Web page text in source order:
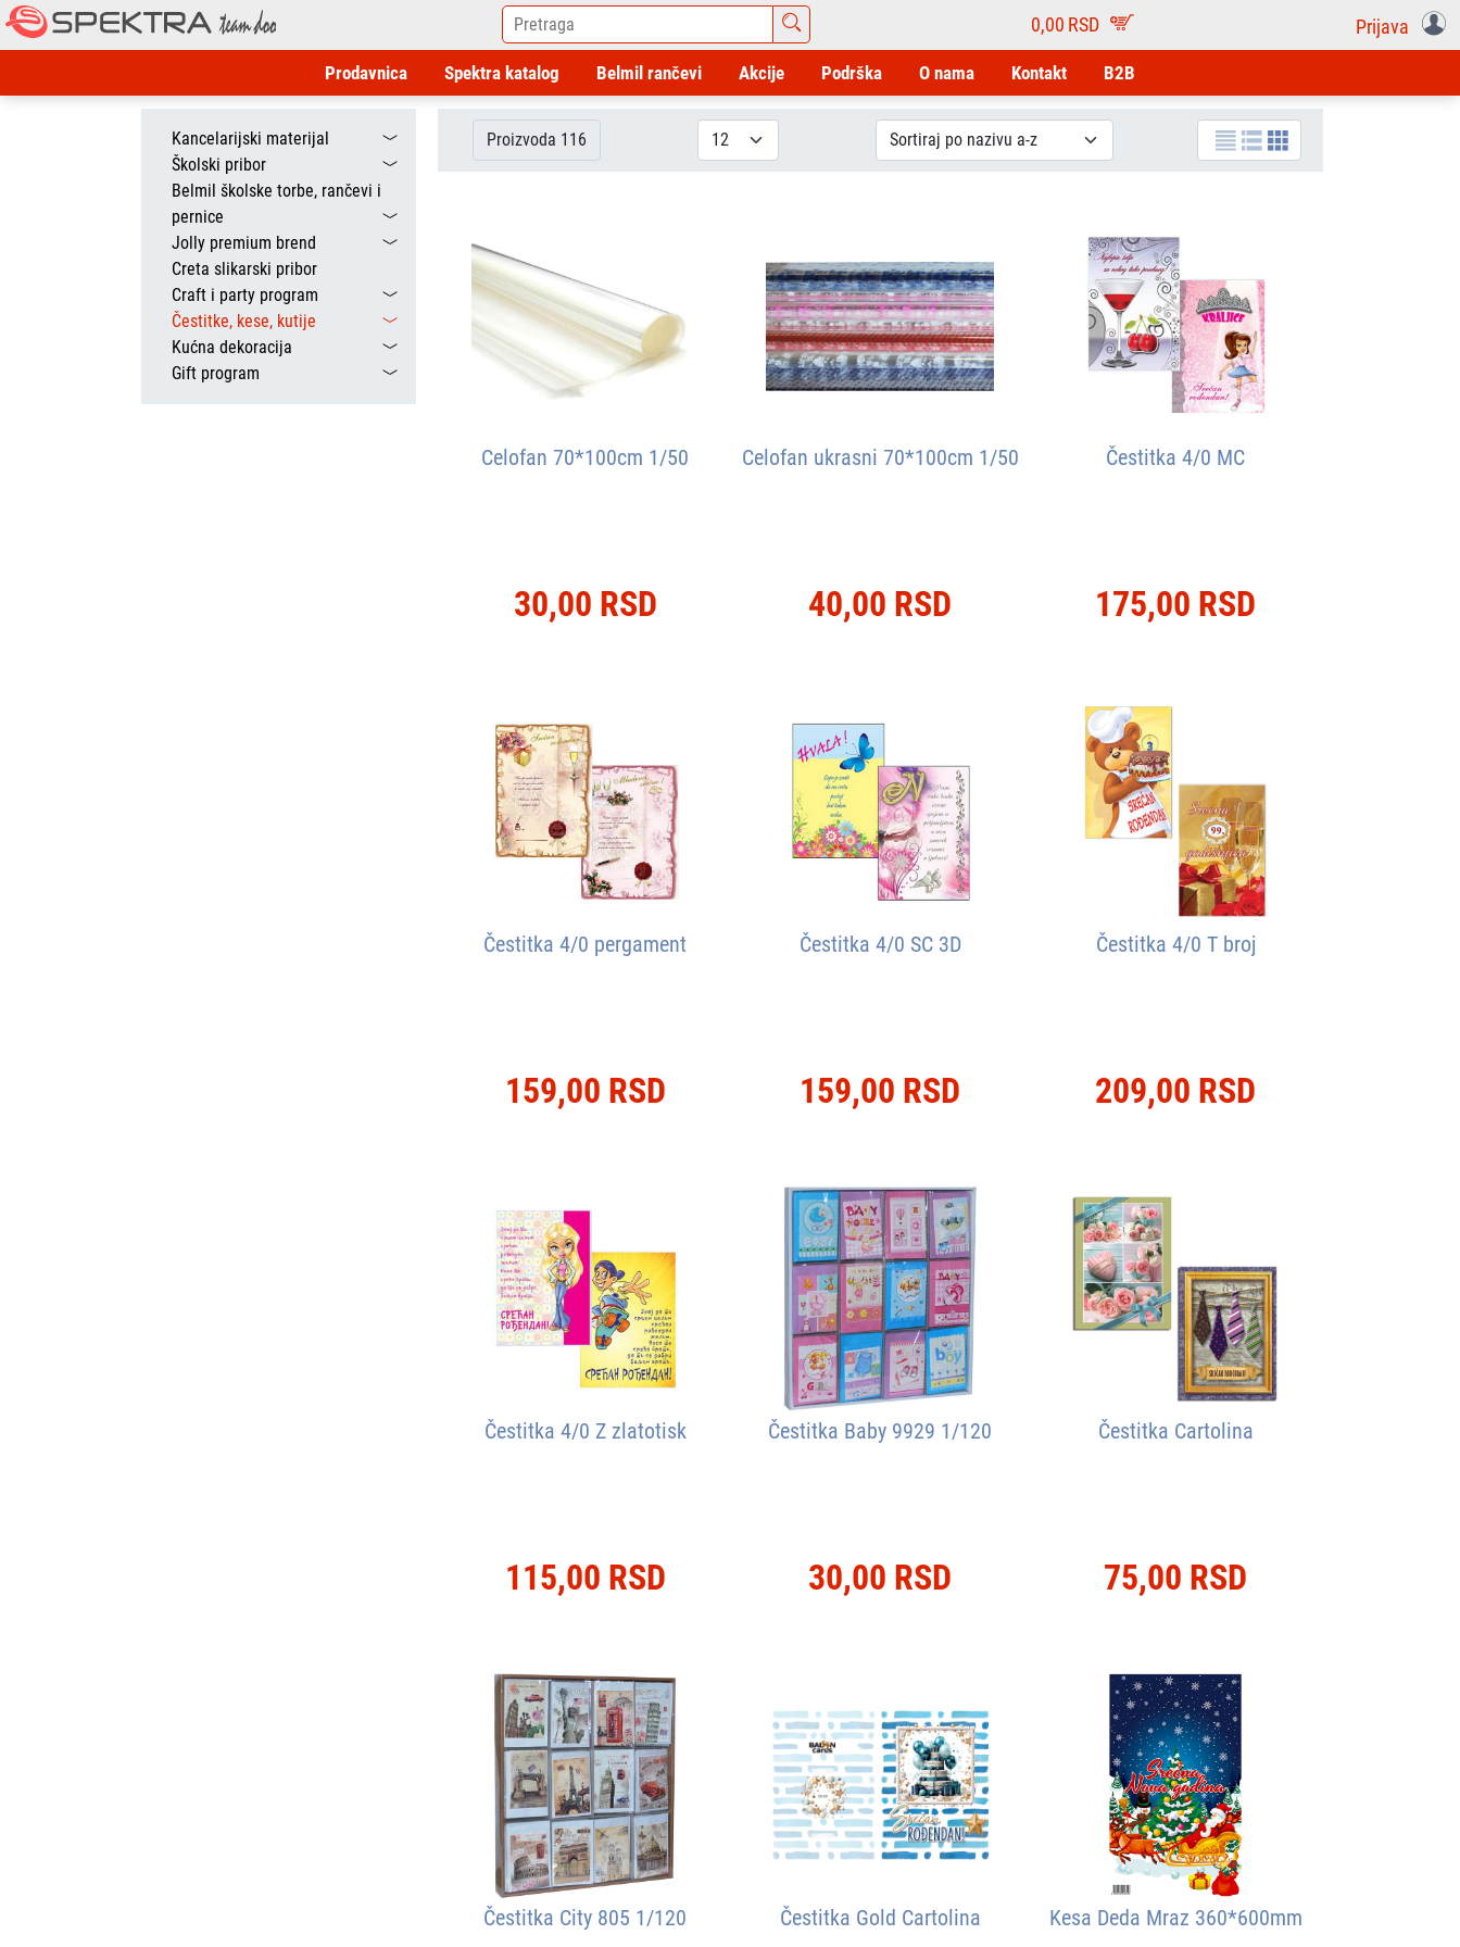
0,00 RSD Prijava
Prodavnica Spektra katalog Belmil rančevi Akcije Podrška O nama Kontakt B2B
Kancelarijski materijal
Školski pribor
Belmil školske torbe, rančevi i
pernice
Jolly premium brend
Creta slikarski pribor
Craft i party program
Čestitke, kese, kutije
Kućna dekoracija
Gift program
Proizvoda 116
Celofan 70*100cm 1/50
30,00 RSD
Celofan ukrasni 70*100cm 1/50
40,00 RSD
Čestitka 4/0 MC
175,00 RSD
Čestitka 4/0 pergament
159,00 RSD
Čestitka 4/0 SC 3D
159,00 RSD
Čestitka 4/0 T broj
209,00 RSD
Čestitka 4/0 Z zlatotisk
115,00 RSD
Čestitka Baby 9929 1/120
30,00 RSD
Čestitka Cartolina
75,00 RSD
Čestitka City 805 1/120 Čestitka Gold Cartolina Kesa Deda Mraz 360*600mm